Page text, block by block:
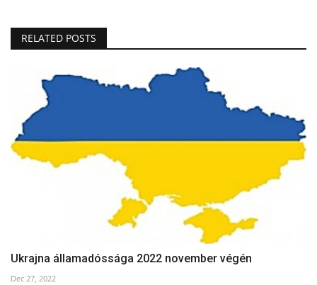
RELATED POSTS
Ukrajna államadóssága 2022 november végén
Dec 27, 2022